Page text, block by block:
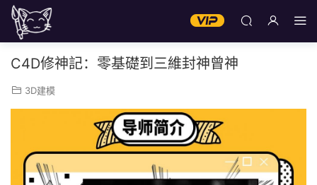
C4D修神記：零基礎到三維封神曾神
3D建模